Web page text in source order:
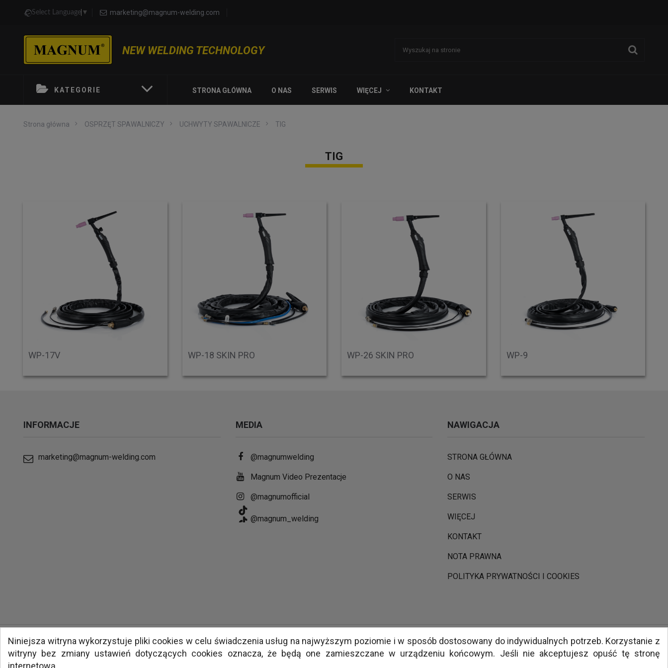
Select Language ▼ marketing@magnum-welding.com
NEW WELDING TECHNOLOGY
KATEGORIE STRONA GŁÓWNA O NAS SERWIS WIĘCEJ KONTAKT
Strona główna OSPRZĘT SPAWALNICZY UCHWYTY SPAWALNICZE TIG
TIG
WP-17V WP-18 SKIN PRO WP-26 SKIN PRO WP-9
INFORMACJE
marketing@magnum-welding.com
MEDIA
@magnumwelding
Magnum Video Prezentacje
@magnumofficial
@magnum_welding
NAWIGACJA
STRONA GŁÓWNA
O NAS
SERWIS
WIĘCEJ
KONTAKT
NOTA PRAWNA
POLITYKA PRYWATNOŚCI I COOKIES
TWORZENIE SKLEPÓW INTERNETOWYCH KRAKÓW MILLENIUM STUDIO
Niniejsza witryna wykorzystuje pliki cookies w celu świadczenia usług na najwyższym poziomie i w sposób dostosowany do indywidualnych potrzeb. Korzystanie z
witryny bez zmiany ustawień dotyczących cookies oznacza, że będą one zamieszczane w urządzeniu końcowym. Jeśli nie akceptujesz opuść tę stronę
internetową.